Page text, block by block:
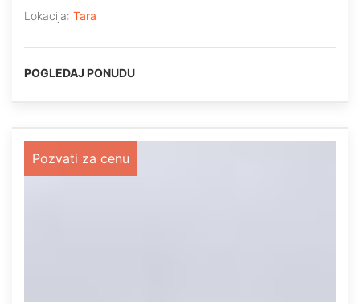
Lokacija: Tara
POGLEDAJ PONUDU
Pozvati za cenu